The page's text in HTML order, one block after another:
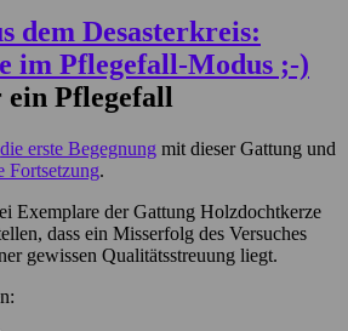
ein Pflegefall
die erste Begegnung mit dieser Gattung und
Fortsetzung.
Exemplare der Gattung Holzdochtkerze
dass ein Misserfolg des Versuches
gewissen Qualitätsstreuung liegt.